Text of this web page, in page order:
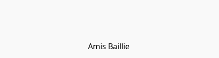
Amis Baillie